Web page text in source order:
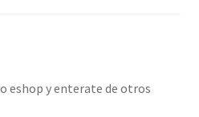
eshop y enterate de otros